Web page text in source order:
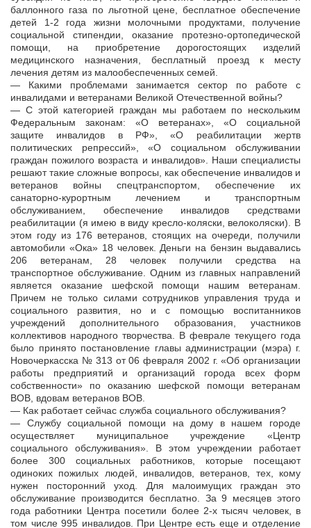
баллонного газа по льготной цене, бесплатное обеспечение
детей 1-2 года жизни молочными продуктами, получение
социальной стипендии, оказание протезно-ортопедической
помощи, на приобретение дорогостоящих изделий
медицинского назначения, бесплатный проезд к месту
лечения детям из малообеспеченных семей.
— Какими проблемами занимается сектор по работе с
инвалидами и ветеранами Великой Отечественной войны?
— С этой категорией граждан мы работаем по нескольким
Федеральным законам: «О ветеранах», «О социальной
защите инвалидов в РФ», «О реабилитации жертв
политических репрессий», «О социальном обслуживании
граждан пожилого возраста и инвалидов». Наши специалисты
решают такие сложные вопросы, как обеспечение инвалидов и
ветеранов войны спецтранспортом, обеспечение их
санаторно-курортным лечением и транспортным
обслуживанием, обеспечение инвалидов средствами
реабилитации (я имею в виду кресло-коляски, велоколяски). В
этом году из 176 ветеранов, стоящих на очереди, получили
автомобили «Ока» 18 человек. Деньги на бензин выдавались
206 ветеранам, 28 человек получили средства на
транспортное обслуживание. Одним из главных направлений
является оказание шефской помощи нашим ветеранам.
Причем не только силами сотрудников управления труда и
социального развития, но и с помощью воспитанников
учреждений дополнительного образования, участников
коллективов народного творчества. В феврале текущего года
было принято постановление главы администрации (мэра) г.
Новочеркасска № 313 от 06 февраля 2002 г. «Об организации
работы предприятий и организаций города всех форм
собственности» по оказанию шефской помощи ветеранам
ВОВ, вдовам ветеранов ВОВ.
— Как работает сейчас служба социального обслуживания?
— Службу социальной помощи на дому в нашем городе
осуществляет муниципальное учреждение «Центр
социального обслуживания». В этом учреждении работает
более 300 социальных работников, которые посещают
одиноких пожилых людей, инвалидов, ветеранов, тех, кому
нужен посторонний уход. Для малоимущих граждан это
обслуживание производится бесплатно. За 9 месяцев этого
года работники Центра посетили более 2-х тысяч человек, в
том числе 995 инвалидов. При Центре есть еще и отделение